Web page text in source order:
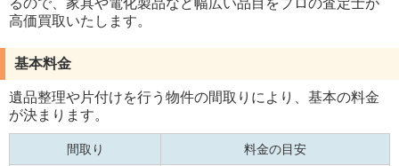
るので、家具や電化製品など幅広い品目をプロの査定士が
高価買取いたします。
基本料金
遺品整理や片付けを行う物件の間取りにより、基本の料金
が決まります。
間取り 料金の目安